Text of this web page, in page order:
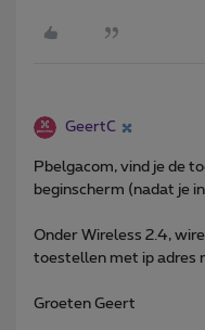
GeertC
Pbelgacom, vind je de
beginscherm (nadat je
Onder Wireless 2.4,
toestellen met ip adres
Groeten Geert